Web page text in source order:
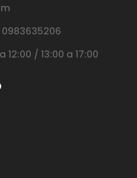
12:00 / 13:00 a 17:00